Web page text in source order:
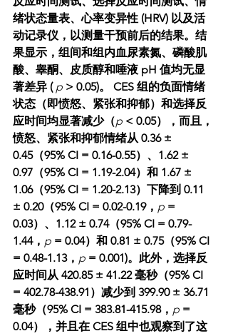
绪状态量表、心率变异性 (HRV) 以及活
动记录仪，以测量干预前后的结果。结
果显示，组间和组内血尿素氮、磷酸肌
酸、睾酮、皮质醇和唾液 pH 值均无显
著差异 ( p > 0.05)。 CES 组的负面情绪
状态（即愤怒、紧张和抑郁）和选择反
应时间均显著减少（p < 0.05），而且，
愤怒、紧张和抑郁情绪从 0.36 ±
0.45（95% CI = 0.16-0.55）、1.62 ±
0.97（95% CI = 1.19-2.04）和 1.67 ±
1.06（95% CI = 1.20-2.13）下降到 0.11
± 0.20（95% CI = 0.02-0.19， p =
0.03）、1.12 ± 0.74（95% CI = 0.79-
1.44， p = 0.04）和 0.81 ± 0.75（95% CI
= 0.48-1.13， p = 0.001)。此外，选择反
应时间从 420.85 ± 41.22 毫秒（95% CI
= 402.78-438.91）减少到 399.90 ± 36.71
毫秒（95% CI = 383.81-415.98， p =
0.04），并且在 CES 组中也观察到了这